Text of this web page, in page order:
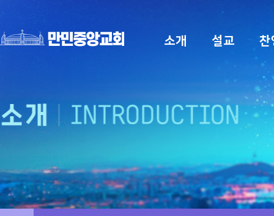
소개 설교 찬